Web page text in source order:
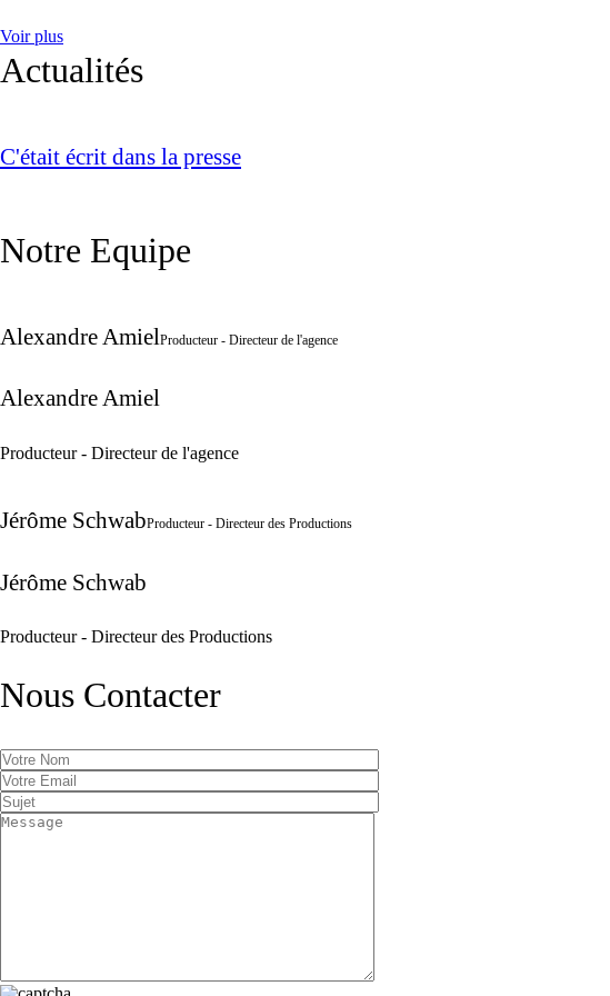
Voir plus
Actualités
C'était écrit dans la presse
Notre Equipe
Alexandre AmielProducteur - Directeur de l'agence
Alexandre Amiel
Producteur - Directeur de l'agence
Jérôme SchwabProducteur - Directeur des Productions
Jérôme Schwab
Producteur - Directeur des Productions
Nous Contacter